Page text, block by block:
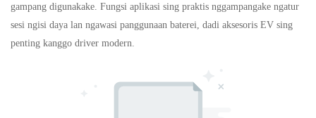
gampang digunakake. Fungsi aplikasi sing praktis nggampangake ngatur
sesi ngisi daya lan ngawasi panggunaan baterei, dadi aksesoris EV sing
penting kanggo driver modern.